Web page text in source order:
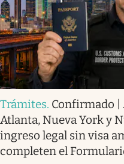
Trámites. Confirmado |
Atlanta, Nueva York y
ingreso legal sin visa
completen el